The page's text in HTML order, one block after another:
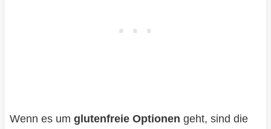
Wenn es um glutenfreie Optionen geht, sind die